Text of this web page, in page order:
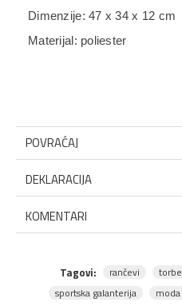
Dimenzije:47 x 34 x 12 cm
Materijal: poliester
POVRAĆAJ
DEKLARACIJA
KOMENTARI
Tagovi: rančevi torbe
sportska galanterija
moda